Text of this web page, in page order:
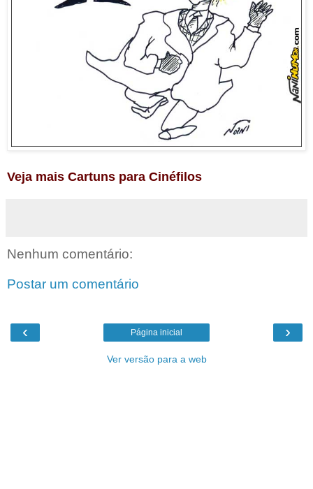
Veja mais Cartuns para Cinéfilos
Nenhum comentário:
Postar um comentário
‹ ›
Página inicial
Ver versão para a web